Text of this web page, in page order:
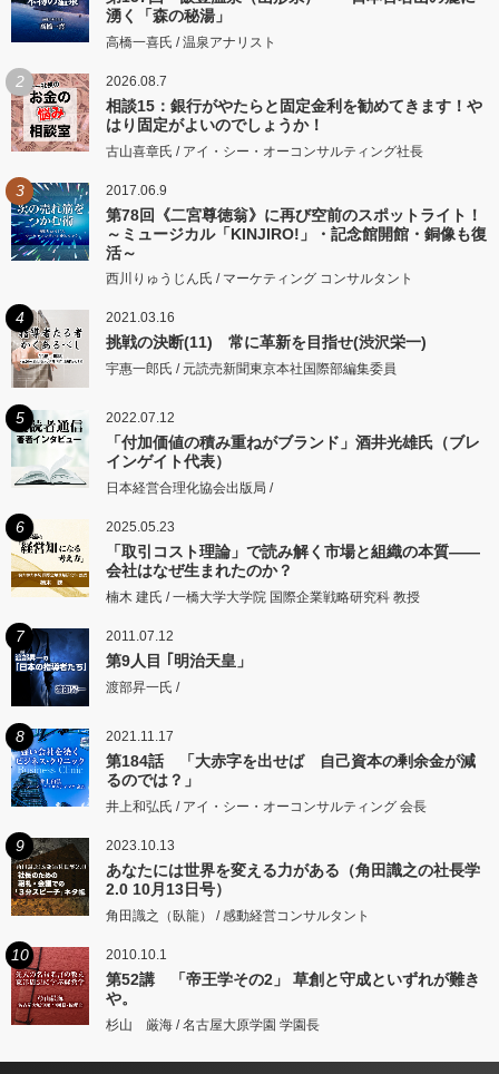
湧く「森の秘湯」
高橋一喜氏 / 温泉アナリスト
2 2026.08.7
相談15：銀行がやたらと固定金利を勧めてきます！や
はり固定がよいのでしょうか！
古山喜章氏 / アイ・シー・オーコンサルティング社長
3 2017.06.9
第78回《二宮尊徳翁》に再び空前のスポットライト！
～ミュージカル「KINJIRO!」・記念館開館・銅像も復
活～
西川りゅうじん氏 / マーケティング コンサルタント
4 2021.03.16
挑戦の決断(11) 常に革新を目指せ(渋沢栄一)
宇惠一郎氏 / 元読売新聞東京本社国際部編集委員
5 2022.07.12
「付加価値の積み重ねがブランド」酒井光雄氏（ブレ
インゲイト代表）
日本経営合理化協会出版局 /
6 2025.05.23
「取引コスト理論」で読み解く市場と組織の本質――
会社はなぜ生まれたのか？
楠木 建氏 / 一橋大学大学院 国際企業戦略研究科 教授
7 2011.07.12
第9人目 ｢明治天皇」
渡部昇一氏 /
8 2021.11.17
第184話 「大赤字を出せば 自己資本の剰余金が減
るのでは？」
井上和弘氏 / アイ・シー・オーコンサルティング 会長
9 2023.10.13
あなたには世界を変える力がある（角田識之の社長学
2.0 10月13日号）
角田識之（臥龍） / 感動経営コンサルタント
10 2010.10.1
第52講 「帝王学その2」 草創と守成といずれが難き
や。
杉山 厳海 / 名古屋大原学園 学園長